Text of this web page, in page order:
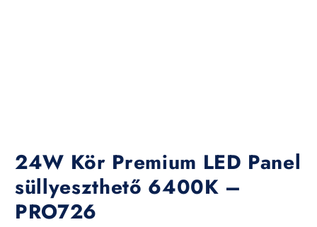
24W Kör Premium LED Panel
süllyeszthető 6400K –
PRO726